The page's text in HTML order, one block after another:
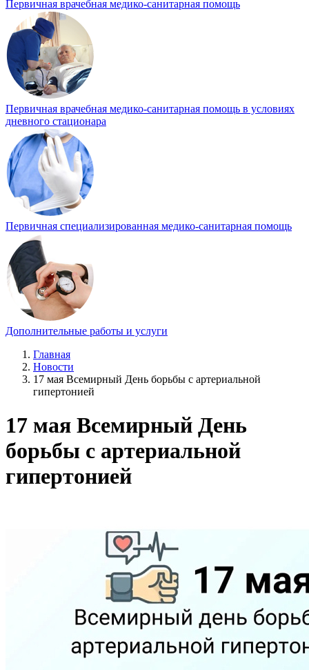
Первичная врачебная медико-санитарная помощь
Первичная врачебная медико-санитарная помощь в условиях
дневного стационара
Первичная специализированная медико-санитарная помощь
Дополнительные работы и услуги
Главная
Новости
17 мая Всемирный День борьбы с артериальной
гипертонией
17 мая Всемирный День
борьбы с артериальной
гипертонией